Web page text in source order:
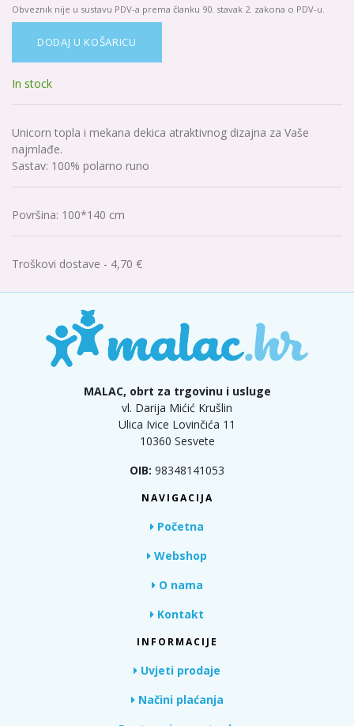
Obveznik nije u sustavu PDV-a prema članku 90. stavak 2. zakona o PDV-u.
DODAJ U KOŠARICU
In stock
Unicorn topla i mekana dekica atraktivnog dizajna za Vaše
najmlađe.
Sastav: 100% polarno runo
Površina: 100*140 cm
Troškovi dostave - 4,70 €
MALAC, obrt za trgovinu i usluge
vl. Darija Mićić Krušlin
Ulica Ivice Lovinčića 11
10360 Sesvete
OIB: 98348141053
NAVIGACIJA
Početna
Webshop
O nama
Kontakt
INFORMACIJE
Uvjeti prodaje
Načini plaćanja